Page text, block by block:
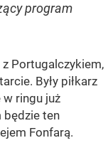
program
Portugalczykiem,
Były piłkarz
ringu już
będzie ten
Fonfarą.